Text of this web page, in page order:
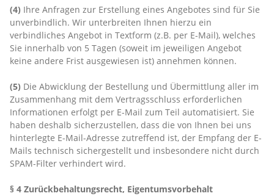
(4) Ihre Anfragen zur Erstellung eines Angebotes sind für Sie
unverbindlich. Wir unterbreiten Ihnen hierzu ein
verbindliches Angebot in Textform (z.B. per E-Mail), welches
Sie innerhalb von 5 Tagen (soweit im jeweiligen Angebot
keine andere Frist ausgewiesen ist) annehmen können.
(5) Die Abwicklung der Bestellung und Übermittlung aller im
Zusammenhang mit dem Vertragsschluss erforderlichen
Informationen erfolgt per E-Mail zum Teil automatisiert. Sie
haben deshalb sicherzustellen, dass die von Ihnen bei uns
hinterlegte E-Mail-Adresse zutreffend ist, der Empfang der E-
Mails technisch sichergestellt und insbesondere nicht durch
SPAM-Filter verhindert wird.
§ 4 Zurückbehaltungsrecht, Eigentumsvorbehalt